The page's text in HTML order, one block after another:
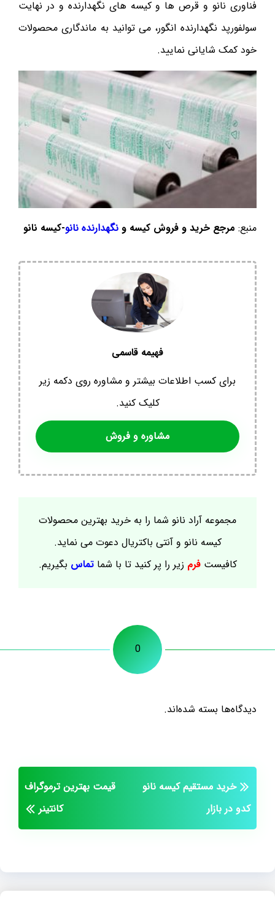
فناوری نانو و قرص ها و کیسه های نگهدارنده و در نهایت
سولفورپد نگهدارنده انگور، می توانید به ماندگاری محصولات
خود کمک شایانی نمایید.
منبع: مرجع خرید و فروش کیسه و نگهدارنده نانو-کیسه نانو
فهیمه قاسمی
برای کسب اطلاعات بیشتر و مشاوره روی دکمه زیر
کلیک کنید.
مشاوره و فروش
مجموعه آراد نانو شما را به خرید بهترین محصولات
کیسه نانو و آنتی باکتریال دعوت می نماید.
کافیستفرم زیر را پر کنید تا با شماتماس بگیریم.
0
دیدگاه‌ها بسته شده‌اند.
خرید مستقیم کیسه نانو
کدو در بازار
قیمت بهترین ترموگراف
کانتینر